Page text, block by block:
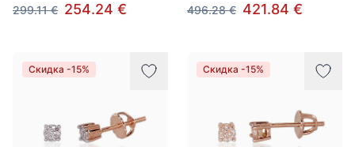
299.11 € 254.24 €
496.28 € 421.84 €
Скидка -15% Скидка -15%